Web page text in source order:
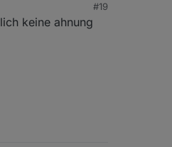
erstellt,
#19
keine ahnung